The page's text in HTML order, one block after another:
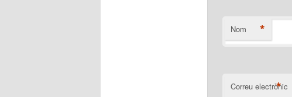
Nom *
Correu electrònic
*